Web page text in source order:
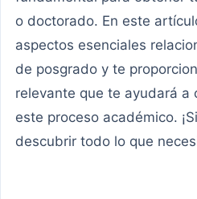
o doctorado. En este
aspectos esenciales
de posgrado y te
relevante que te ayudará a
este proceso académico.
descubrir todo lo que